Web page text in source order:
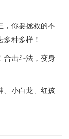
，你要拯救的不
种多样！
合击斗法，变身
、小白龙、红孩